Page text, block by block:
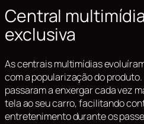
Central
exclusiva
As centrais multimídias
com a popularização do
passaram a enxergar cada vez
tela ao seu carro, facilitando
entretenimento durante os